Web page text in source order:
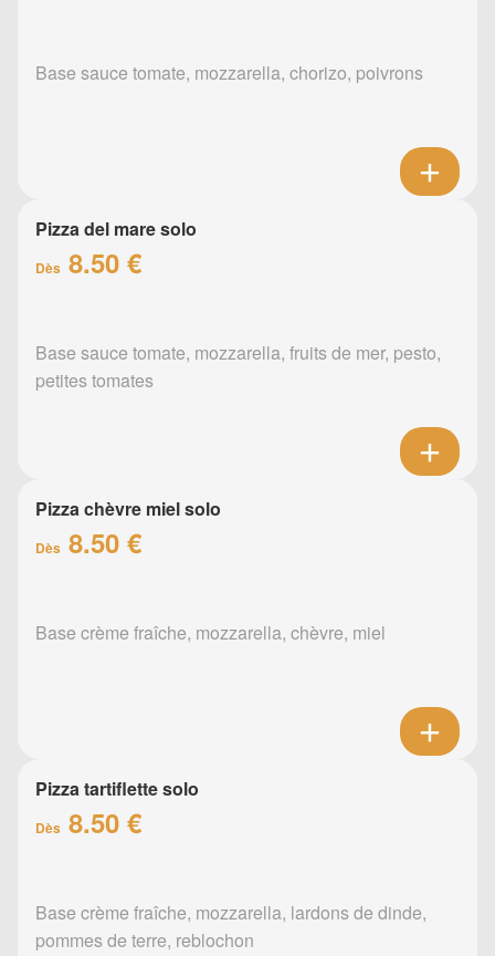
Base sauce tomate, mozzarella, chorizo, poivrons
Pizza del mare solo
Dès 8.50 €
Base sauce tomate, mozzarella, fruits de mer, pesto,
petites tomates
Pizza chèvre miel solo
Dès 8.50 €
Base crème fraîche, mozzarella, chèvre, miel
Pizza tartiflette solo
Dès 8.50 €
Base crème fraîche, mozzarella, lardons de dinde,
pommes de terre, reblochon